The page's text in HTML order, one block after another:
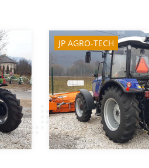
JP AGRO-TECH